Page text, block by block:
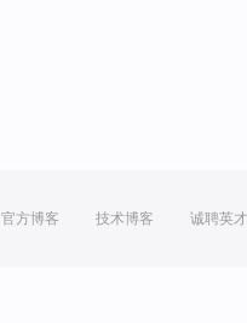
官方博客 技术博客 诚聘英才